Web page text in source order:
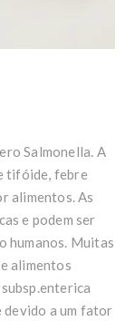
Salmonella. A
tifóide, febre
alimentos. As
e podem ser
humanos. Muitas
alimentos
devido a um fator